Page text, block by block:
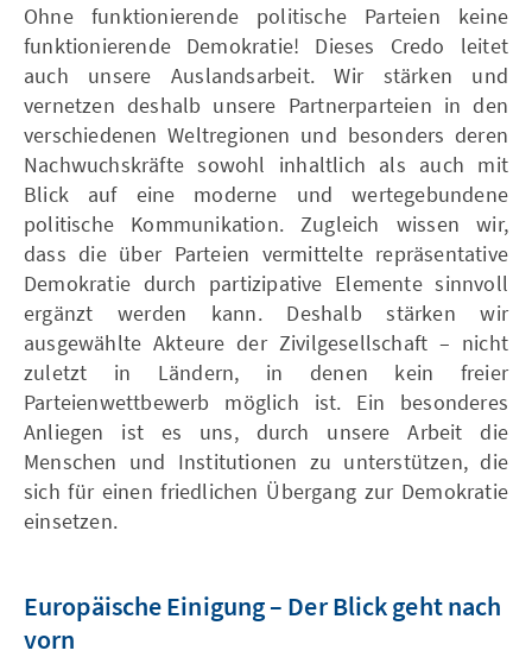
Ohne funktionierende politische Parteien keine
funktionierende Demokratie! Dieses Credo leitet
auch unsere Auslandsarbeit. Wir stärken und
vernetzen deshalb unsere Partnerparteien in den
verschiedenen Weltregionen und besonders deren
Nachwuchskräfte sowohl inhaltlich als auch mit
Blick auf eine moderne und wertegebundene
politische Kommunikation. Zugleich wissen wir,
dass die über Parteien vermittelte repräsentative
Demokratie durch partizipative Elemente sinnvoll
ergänzt werden kann. Deshalb stärken wir
ausgewählte Akteure der Zivilgesellschaft – nicht
zuletzt in Ländern, in denen kein freier
Parteienwettbewerb möglich ist. Ein besonderes
Anliegen ist es uns, durch unsere Arbeit die
Menschen und Institutionen zu unterstützen, die
sich für einen friedlichen Übergang zur Demokratie
einsetzen.
Europäische Einigung – Der Blick geht nach
vorn